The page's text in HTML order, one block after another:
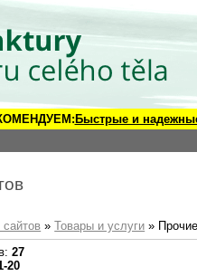
Быстрые и
сайтов »Товары и услуги »
27
20